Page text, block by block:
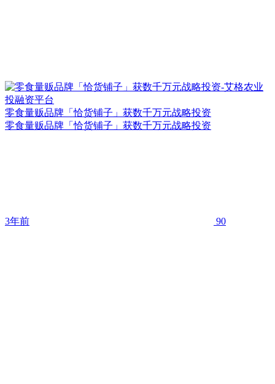
零食量贩品牌「恰货铺子」获数千万元战略投资
零食量贩品牌「恰货铺子」获数千万元战略投资
3年前 90